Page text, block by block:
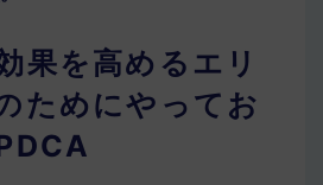
果を高めるエリ
ためにやってお